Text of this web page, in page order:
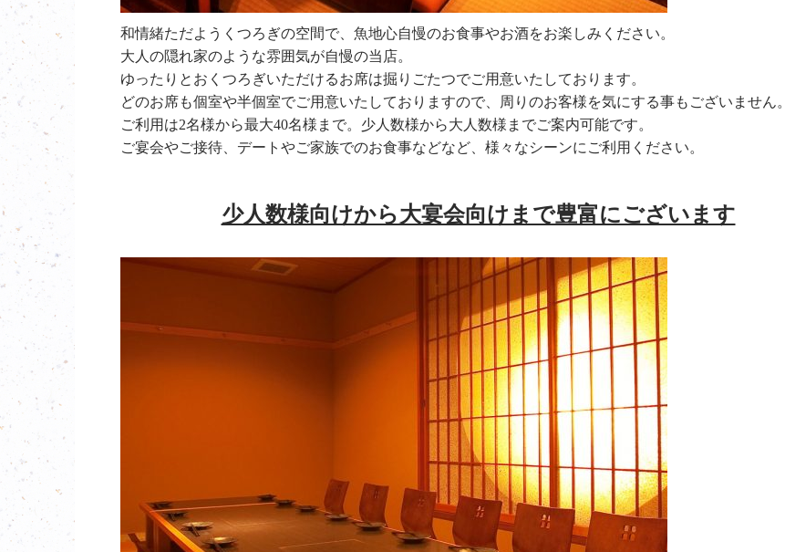
和情緒ただようくつろぎの空間で、魚地心自慢のお食事やお酒をお楽しみください。
大人の隠れ家のような雰囲気が自慢の当店。
ゆったりとおくつろぎいただけるお席は掘りごたつでご用意いたしております。
どのお席も個室や半個室でご用意いたしておりますので、周りのお客様を気にする事もございません。
ご利用は2名様から最大40名様まで。少人数様から大人数様までご案内可能です。
ご宴会やご接待、デートやご家族でのお食事などなど、様々なシーンにご利用ください。
少人数様向けから大宴会向けまで豊富にございます